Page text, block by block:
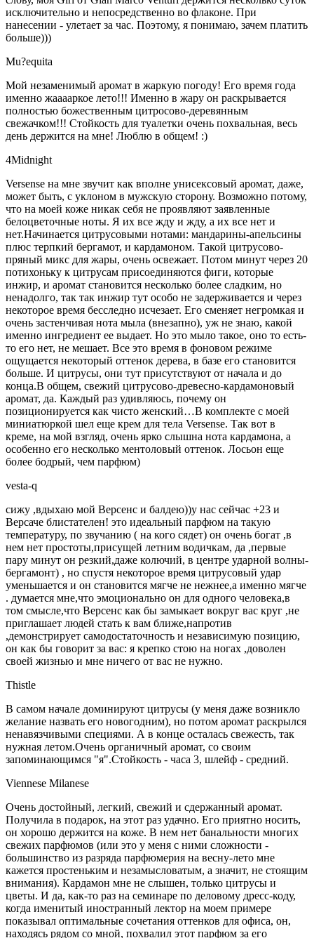
исключительно и непосредственно во флаконе. При
нанесении - улетает за час. Поэтому, я понимаю, зачем платить
больше)))
Mu?equita
Мой незаменимый аромат в жаркую погоду! Его время года
именно жааааркое лето!!! Именно в жару он раскрывается
полностью божественным цитросово-деревянным
свежачком!!! Стойкость для туалетки очень похвальная, весь
день держится на мне! Люблю в общем! :)
4Midnight
Versense на мне звучит как вполне унисексовый аромат, даже,
может быть, с уклоном в мужскую сторону. Возможно потому,
что на моей коже никак себя не проявляют заявленные
белоцветочные ноты. Я их все жду и жду, а их все нет и
нет.Начинается цитрусовыми нотами: мандарины-апельсины
плюс терпкий бергамот, и кардамоном. Такой цитрусово-
пряный микс для жары, очень освежает. Потом минут через 20
потихоньку к цитрусам присоединяются фиги, которые
инжир, и аромат становится несколько более сладким, но
ненадолго, так так инжир тут особо не задерживается и через
некоторое время бесследно исчезает. Его сменяет негромкая и
очень застенчивая нота мыла (внезапно), уж не знаю, какой
именно ингредиент ее выдает. Но это мыло такое, оно то есть-
то его нет, не мешает. Все это время в фоновом режиме
ощущается некоторый оттенок дерева, в базе его становится
больше. И цитрусы, они тут присутствуют от начала и до
конца.В общем, свежий цитрусово-древесно-кардамоновый
аромат, да. Каждый раз удивляюсь, почему он
позиционируется как чисто женский…В комплекте с моей
миниатюркой шел еще крем для тела Versense. Так вот в
креме, на мой взгляд, очень ярко слышна нота кардамона, а
особенно его несколько ментоловый оттенок. Лосьон еще
более бодрый, чем парфюм)
vesta-q
сижу ,вдыхаю мой Версенс и балдею))у нас сейчас +23 и
Версаче блистателен! это идеальный парфюм на такую
температуру, по звучанию ( на кого сядет) он очень богат ,в
нем нет простоты,присущей летним водичкам, да ,первые
пару минут он резкий,даже колючий, в центре ударной волны-
бергамонт) , но спустя некоторое время цитрусовый удар
уменьшается и он становится мягче не нежнее,а именно мягче
. думается мне,что эмоционально он для одного человека,в
том смысле,что Версенс как бы замыкает вокруг вас круг ,не
приглашает людей стать к вам ближе,напротив
,демонстрирует самодостаточность и независимую позицию,
он как бы говорит за вас: я крепко стою на ногах ,доволен
своей жизнью и мне ничего от вас не нужно.
Thistle
В самом начале доминируют цитрусы (у меня даже возникло
желание назвать его новогодним), но потом аромат раскрылся
ненавязчивыми специями. А в конце осталась свежесть, так
нужная летом.Очень органичный аромат, со своим
запоминающимся "я".Стойкость - часа 3, шлейф - средний.
Viennese Milanese
Очень достойный, легкий, свежий и сдержанный аромат.
Получила в подарок, на этот раз удачно. Его приятно носить,
он хорошо держится на коже. В нем нет банальности многих
свежих парфюмов (или это у меня с ними сложности -
большинство из разряда парфюмерия на весну-лето мне
кажется простеньким и незамысловатым, а значит, не стоящим
внимания). Кардамон мне не слышен, только цитрусы и
цветы. И да, как-то раз на семинаре по деловому дресс-коду,
когда именитый иностранный лектор на моем примере
показывал оптимальные сочетания оттенков для офиса, он,
находясь рядом со мной, похвалил этот парфюм за его